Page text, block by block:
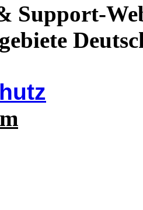
Support-